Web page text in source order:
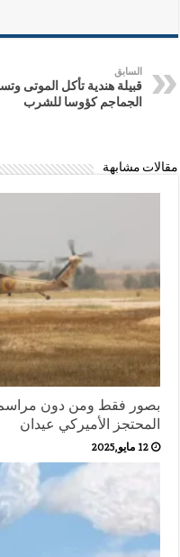
السابق
قبيلة هندية تأكل الموتى
الجماجم كؤوسا للشرب
مقالات مشابهة
بصور فقط ومن دون
المحتجز الأميركي عيدان
12 مايو,2025